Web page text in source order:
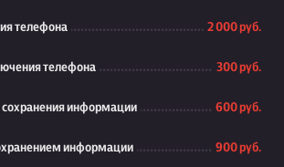
телефона 2 000 руб.
телефона 300 руб.
информации 600 руб.
информации 900 руб.